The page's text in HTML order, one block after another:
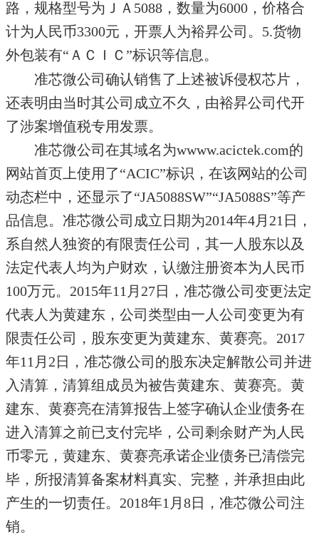
路，规格型号为ＪＡ5088，数量为6000，价格合
计为人民币3300元，开票人为裕昇公司。5.货物
外包装有“ＡＣＩＣ”标识等信息。
准芯微公司确认销售了上述被诉侵权芯片，
还表明由当时其公司成立不久，由裕昇公司代开
了涉案增值税专用发票。
准芯微公司在其域名为wwww.acictek.com的
网站首页上使用了“ACIC”标识，在该网站的公司
动态栏中，还显示了“JA5088SW”“JA5088S”等产
品信息。准芯微公司成立日期为2014年4月21日，
系自然人独资的有限责任公司，其一人股东以及
法定代表人均为户财欢，认缴注册资本为人民币
100万元。2015年11月27日，准芯微公司变更法定
代表人为黄建东，公司类型由一人公司变更为有
限责任公司，股东变更为黄建东、黄赛亮。2017
年11月2日，准芯微公司的股东决定解散公司并进
入清算，清算组成员为被告黄建东、黄赛亮。黄
建东、黄赛亮在清算报告上签字确认企业债务在
进入清算之前已支付完毕，公司剩余财产为人民
币零元，黄建东、黄赛亮承诺企业债务已清偿完
毕，所报清算备案材料真实、完整，并承担由此
产生的一切责任。2018年1月8日，准芯微公司注
销。